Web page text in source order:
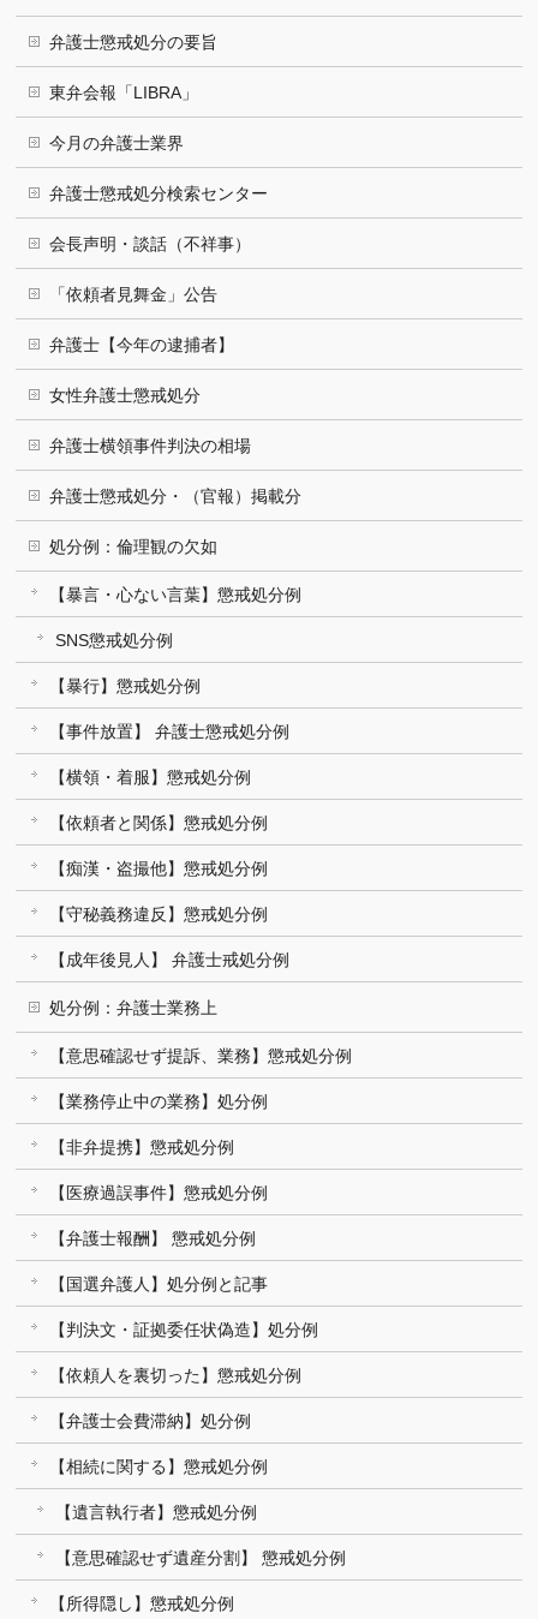
弁護士懲戒処分の要旨
東弁会報「LIBRA」
今月の弁護士業界
弁護士懲戒処分検索センター
会長声明・談話（不祥事）
「依頼者見舞金」公告
弁護士【今年の逮捕者】
女性弁護士懲戒処分
弁護士横領事件判決の相場
弁護士懲戒処分・（官報）掲載分
処分例：倫理観の欠如
【暴言・心ない言葉】懲戒処分例
SNS懲戒処分例
【暴行】懲戒処分例
【事件放置】 弁護士懲戒処分例
【横領・着服】懲戒処分例
【依頼者と関係】懲戒処分例
【痴漢・盗撮他】懲戒処分例
【守秘義務違反】懲戒処分例
【成年後見人】 弁護士戒処分例
処分例：弁護士業務上
【意思確認せず提訴、業務】懲戒処分例
【業務停止中の業務】処分例
【非弁提携】懲戒処分例
【医療過誤事件】懲戒処分例
【弁護士報酬】 懲戒処分例
【国選弁護人】処分例と記事
【判決文・証拠委任状偽造】処分例
【依頼人を裏切った】懲戒処分例
【弁護士会費滞納】処分例
【相続に関する】懲戒処分例
【遺言執行者】懲戒処分例
【意思確認せず遺産分割】 懲戒処分例
【所得隠し】懲戒処分例